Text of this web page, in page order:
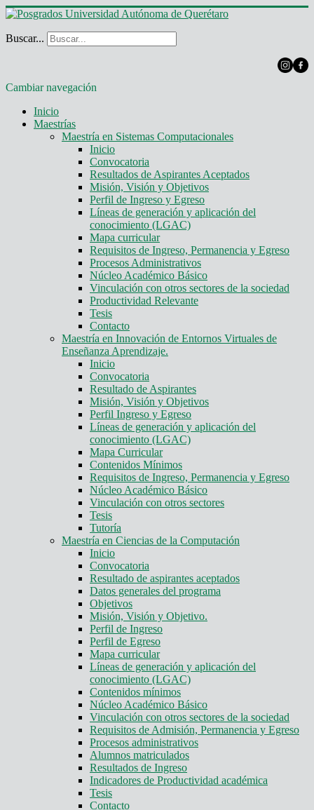
Buscar...
Cambiar navegación
Inicio
Maestrías
Maestría en Sistemas Computacionales
Inicio
Convocatoria
Resultados de Aspirantes Aceptados
Misión, Visión y Objetivos
Perfil de Ingreso y Egreso
Líneas de generación y aplicación del
conocimiento (LGAC)
Mapa curricular
Requisitos de Ingreso, Permanencia y Egreso
Procesos Administrativos
Núcleo Académico Básico
Vinculación con otros sectores de la sociedad
Productividad Relevante
Tesis
Contacto
Maestría en Innovación de Entornos Virtuales de
Enseñanza Aprendizaje.
Inicio
Convocatoria
Resultado de Aspirantes
Misión, Visión y Objetivos
Perfil Ingreso y Egreso
Líneas de generación y aplicación del
conocimiento (LGAC)
Mapa Curricular
Contenidos Mínimos
Requisitos de Ingreso, Permanencia y Egreso
Núcleo Académico Básico
Vinculación con otros sectores
Tesis
Tutoría
Maestría en Ciencias de la Computación
Inicio
Convocatoria
Resultado de aspirantes aceptados
Datos generales del programa
Objetivos
Misión, Visión y Objetivo.
Perfil de Ingreso
Perfil de Egreso
Mapa curricular
Líneas de generación y aplicación del
conocimiento (LGAC)
Contenidos mínimos
Núcleo Académico Básico
Vinculación con otros sectores de la sociedad
Requisitos de Admisión, Permanencia y Egreso
Procesos administrativos
Alumnos matriculados
Resultados de Ingreso
Indicadores de Productividad académica
Tesis
Contacto